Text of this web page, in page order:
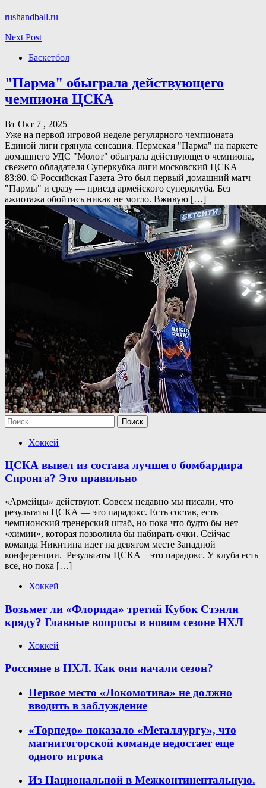
rushandball.ru
Next Post
Баскетбол
"Парма" обыграла действующего
чемпиона ЦСКА
Вт Окт 7 , 2025
Уже на первой игровой неделе регулярного чемпионата
Единой лиги грянула сенсация. Пермская "Парма" на паркете
домашнего УДС "Молот" обыграла действующего чемпиона,
свежего обладателя Суперкубка лиги московский ЦСКА —
83:80. © Российская Газета Это был первый домашний матч
"Пармы" и сразу — приезд армейского суперклуба. Без
ажиотажа обойтись никак не могло. Вживую […]
Найти:
Хоккей
ЦСКА вывел из состава лучшего бомбардира
Спронга? Это правильно
«Армейцы» действуют. Совсем недавно мы писали, что
результаты ЦСКА — это парадокс. Есть состав, есть
чемпионский тренерский штаб, но пока что будто бы нет
«химии», которая позволила бы набирать очки. Сейчас
команда Никитина идет на девятом месте Западной
конференции. Результаты ЦСКА – это парадокс. У клуба есть
все, но пока […]
Хоккей
Возьмет ли «Флорида» третий Кубок Стэнли
кряду? Главные вопросы в новом сезоне НХЛ
Хоккей
Россияне в НХЛ. Как они начали сезон?
Первое место «Локомотива» не должно
вводить в заблуждение
«Торпедо» показало «Металлургу», что
магнитогорской команде недостает еще
одного игрока
Из Национальной в Межконтинентальную.